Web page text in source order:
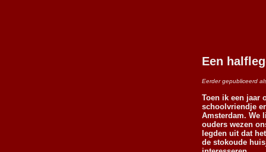
Een
Eerder gepubliceerd
Toen ik een jaar
schoolvriendje
Amsterdam. We
ouders wezen
legden uit dat
de stokoude